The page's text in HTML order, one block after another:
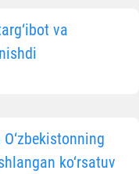
va
ko‘rsatuv